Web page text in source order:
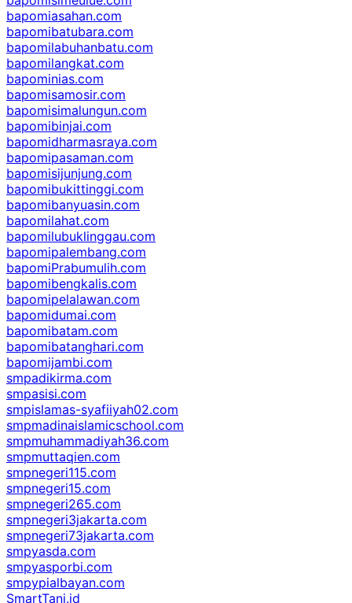
bapomiasahan.com
bapomibatubara.com
bapomilabuhanbatu.com
bapomilangkat.com
bapominias.com
bapomisamosir.com
bapomisimalungun.com
bapomibinjai.com
bapomidharmasraya.com
bapomipasaman.com
bapomisijunjung.com
bapomibukittinggi.com
bapomibanyuasin.com
bapomilahat.com
bapomilubuklinggau.com
bapomipalembang.com
bapomiPrabumulih.com
bapomibengkalis.com
bapomipelalawan.com
bapomidumai.com
bapomibatam.com
bapomibatanghari.com
bapomijambi.com
smpadikirma.com
smpasisi.com
smpislamas-syafiiyah02.com
smpmadinaislamicschool.com
smpmuhammadiyah36.com
smpmuttaqien.com
smpnegeri115.com
smpnegeri15.com
smpnegeri265.com
smpnegeri3jakarta.com
smpnegeri73jakarta.com
smpyasda.com
smpyasporbi.com
smpypialbayan.com
SmartTani.id